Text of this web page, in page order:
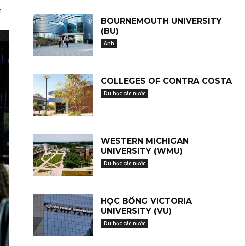
BOURNEMOUTH UNIVERSITY
(BU)
Anh
COLLEGES OF CONTRA COSTA
Du học các nước
WESTERN MICHIGAN
UNIVERSITY (WMU)
Du học các nước
HỌC BỔNG VICTORIA
UNIVERSITY (VU)
Du học các nước